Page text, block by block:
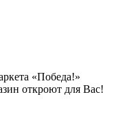
«Победа!»
откроют для Вас!